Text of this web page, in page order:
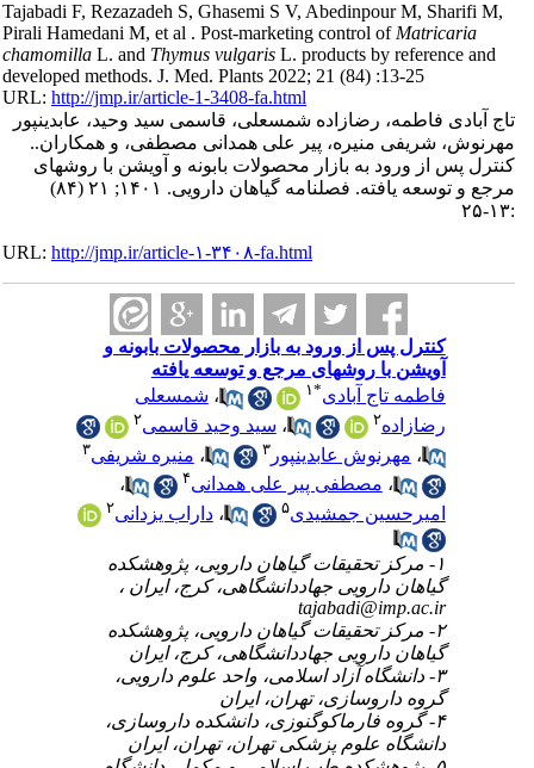
Tajabadi F, Rezazadeh S, Ghasemi S V, Abedinpour M, Sharifi M,
Pirali Hamedani M, et al . Post-marketing control ofMatricaria
chamomillaL. andThymus vulgarisL. products by reference and
developed methods. J. Med. Plants 2022; 21 (84) :13-25
URL:http://jmp.ir/article-1-3408-fa.html
آبادی فاطمه، رضازاده شمسعلی، قاسمی سید وحید، عابدینپور
شریفی منیره، پیر علی همدانی مصطفی، و همکاران..
کنترل پس از ورود به بازار محصولات بابونه و آویشن با روش‎های
مرجع و توسعه یافته. فصلنامه گياهان دارویی. ۱۴۰۱; ۲۱ (۸۴)
URL:http://jmp.ir/article-۱-۳۴۰۸-fa.html
کنترل پس از ورود به بازار محصولات بابونه و
آویشن با روش‎های مرجع و توسعه یافته
فاطمه تاج آبادی*۱ ،شمسعلی
رضازاده ۲ ،سید وحید قاسمی
،مهرنوش عابدینپور۳ ،منیره شریفی ۳
،مصطفی پیر علی همدانی ۴
،
امیرحسین جمشیدی
،داراب یزدانی ۲
۱- مرکز تحقیقات گیاهان دارویی، پژوهشکده
گیاهان دارویی جهاددانشگاهی، کرج، ایران ،
tajabadi@imp.ac.ir
۲- مرکز تحقیقات گیاهان دارویی، پژوهشکده
گیاهان دارویی جهاددانشگاهی، کرج، ایران
۳- دانشگاه آزاد اسلامی، واحد علوم دارویی،
گروه داروسازی، تهران، ایران
۴- گروه فارماکوگنوزی، دانشکده داروسازی،
دانشگاه علوم پزشکی تهران، تهران، ایران